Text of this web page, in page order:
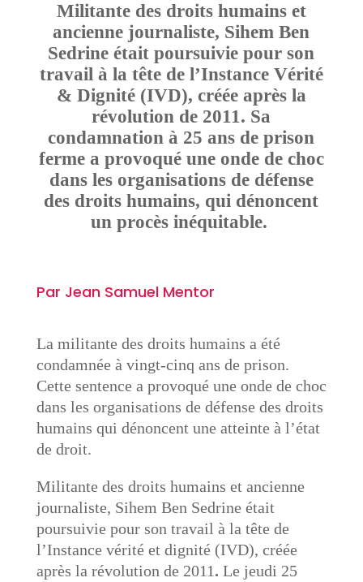
Militante des droits humains et
ancienne journaliste, Sihem Ben
Sedrine était poursuivie pour son
travail à la tête de l’Instance Vérité
& Dignité (IVD), créée après la
révolution de 2011. Sa
condamnation à 25 ans de prison
ferme a provoqué une onde de choc
dans les organisations de défense
des droits humains, qui dénoncent
un procès inéquitable.
Par Jean Samuel Mentor
La militante des droits humains a été
condamnée à vingt-cinq ans de prison.
Cette sentence a provoqué une onde de choc
dans les organisations de défense des droits
humains qui dénoncent une atteinte à l’état
de droit.
Militante des droits humains et ancienne
journaliste, Sihem Ben Sedrine était
poursuivie pour son travail à la tête de
l’Instance vérité et dignité (IVD), créée
après la révolution de 2011 . Le jeudi 25